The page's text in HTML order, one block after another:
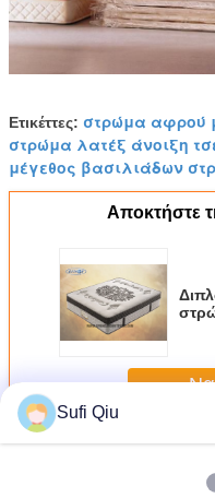
Ετικέττες: στρώμα αφρού
στρώμα λατέξ άνοιξη
μέγεθος βασιλιάδων
Αποκτήστε
Να
ΠερισσότεροιΣτρώμα
Sufi Qiu